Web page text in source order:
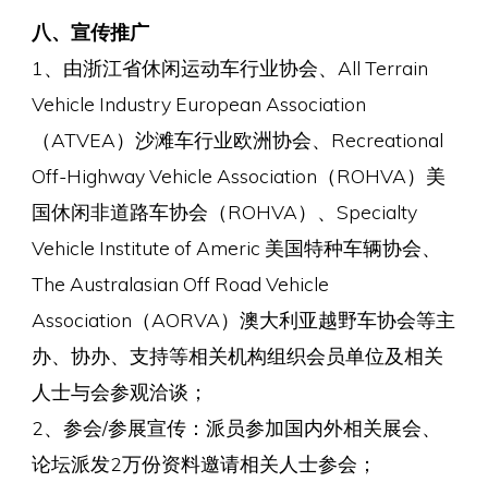
八、宣传推广
1、由浙江省休闲运动车行业协会、All Terrain
Vehicle Industry European Association
（ATVEA）沙滩车行业欧洲协会、Recreational
Off-Highway Vehicle Association（ROHVA）美
国休闲非道路车协会（ROHVA）、Specialty
Vehicle Institute of Americ 美国特种车辆协会、
The Australasian Off Road Vehicle
Association（AORVA）澳大利亚越野车协会等主
办、协办、支持等相关机构组织会员单位及相关
人士与会参观洽谈；
2、参会/参展宣传：派员参加国内外相关展会、
论坛派发2万份资料邀请相关人士参会；